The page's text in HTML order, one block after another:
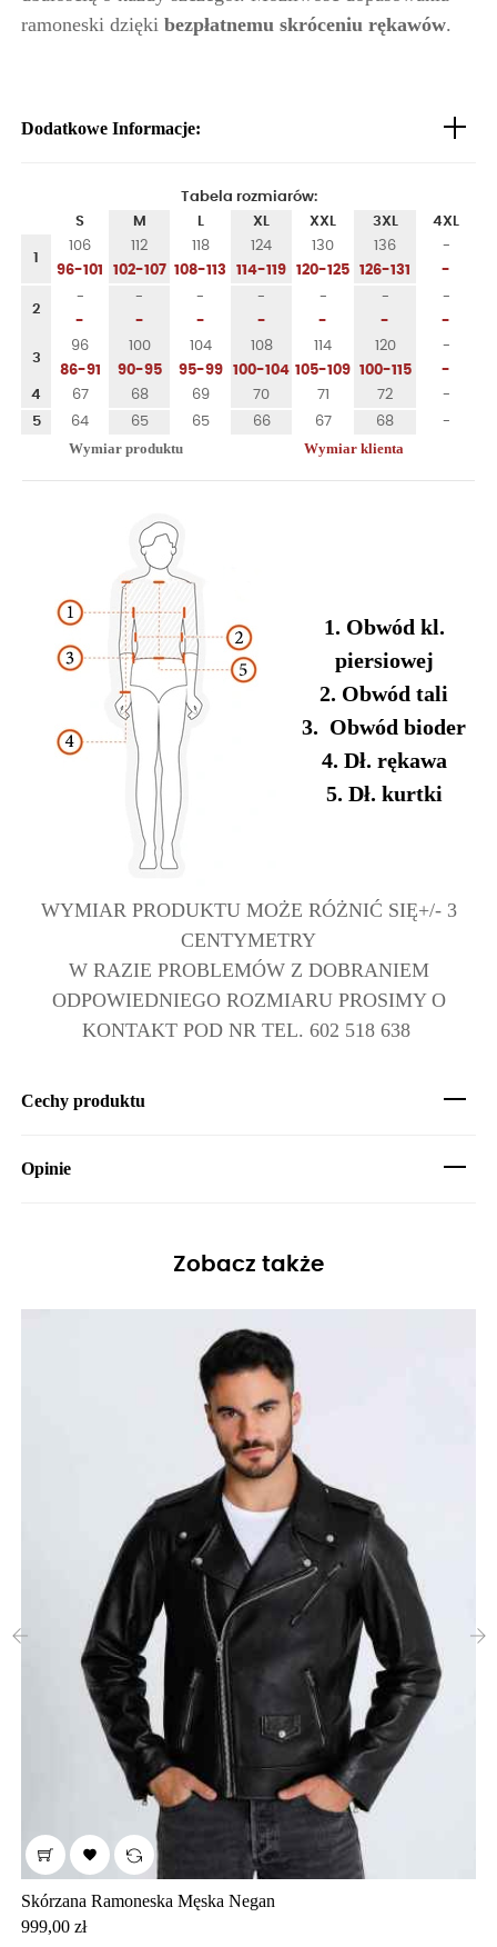
ramoneski dzięki bezpłatnemu skróceniu rękawów.
Dodatkowe Informacje:
Tabela rozmiarów:
S
M L XL XXL 3XL 4XL
106 112 118 124 130 136
-
96-101
102-107 108-113 114-119 120-125 126-131 -
2
- - - - - -
-
-
- - - - - -
3
96 100 104 108 114 120
-
86-91
90-95 95-99 100-104 105-109 100-115
-
4
67 68 69 70 71 72
-
5
64 65 65 66 67 68 -
Wymiar produktu Wymiar klienta
1. Obwód kl.
piersiowej
2. Obwód tali
3. Obwód bioder
4. Dł. rękawa
5. Dł. kurtki
WYMIAR PRODUKTU MOŻE RÓŻNIĆ SIĘ+/- 3
CENTYMETRY
W RAZIE PROBLEMÓW Z DOBRANIEM
ODPOWIEDNIEGO ROZMIARU PROSIMY O
KONTAKT POD NR TEL. 602 518 638
Cechy produktu
Opinie
Zobacz także

Skórzana Ramoneska Męska Negan
Cena
999,00 zł